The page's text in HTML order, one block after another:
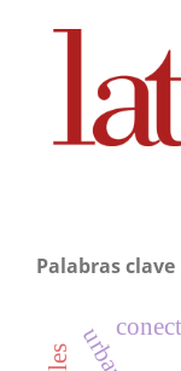
Palabras clave